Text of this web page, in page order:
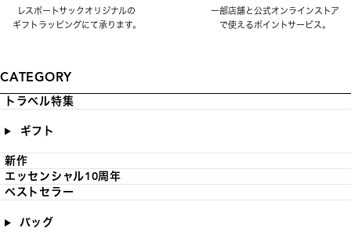
レスポートサックオリジナルの
ギフトラッピングにて承ります。
一部店舗と公式オンラインストア
で使えるポイントサービス。
CATEGORY
トラベル特集
ギフト
新作
エッセンシャル10周年
ベストセラー
バッグ